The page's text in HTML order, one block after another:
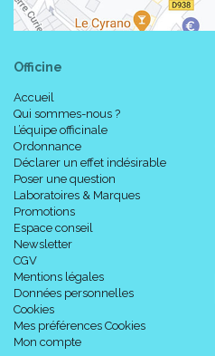
Officine
Accueil
Qui sommes-nous ?
L’équipe officinale
Ordonnance
Déclarer un effet indésirable
Poser une question
Laboratoires & Marques
Promotions
Espace conseil
Newsletter
CGV
Mentions légales
Données personnelles
Cookies
Mes préférences Cookies
Mon compte